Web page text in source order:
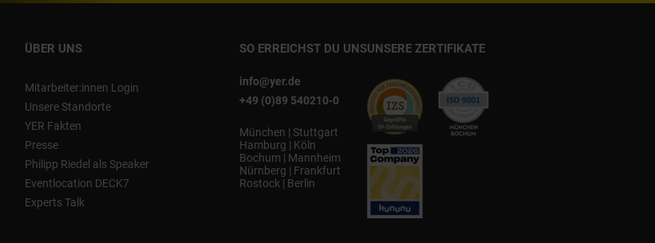
ÜBER UNS
Mitarbeiter:innen Login
Unsere Standorte
YER Fakten
Presse
Philipp Riedel als Speaker
Eventlocation DECK7
Experts Talk
SO ERREICHST DU UNS
info@yer.de
+49 (0)89 540210-0
München | Stuttgart
Hamburg | Köln
Bochum | Mannheim
Nürnberg | Frankfurt
Rostock | Berlin
UNSERE ZERTIFIKATE